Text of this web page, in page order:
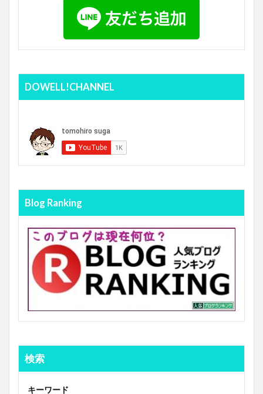
DOWELL!CHANNEL
Blog Ranking
検索
キーワード